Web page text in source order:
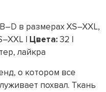
в размерах XS–XXL,
| Цвета:32 |
лайкра
о котором все
похвал. Ткань